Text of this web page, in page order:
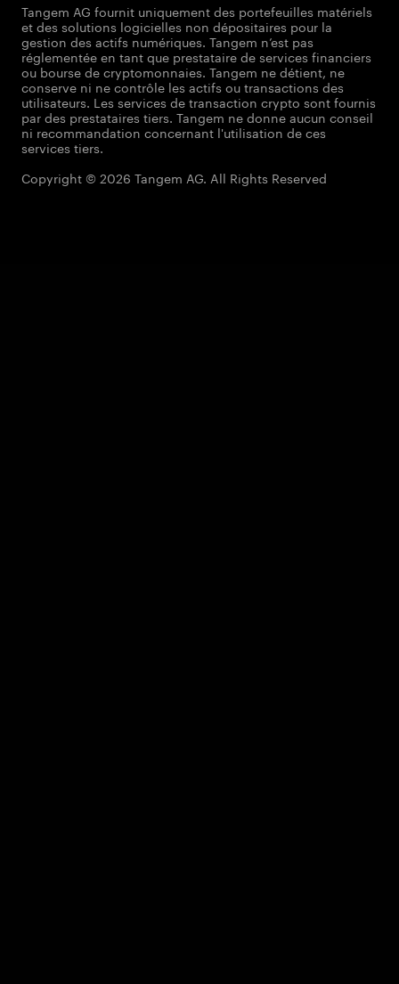
Tangem AG fournit uniquement des portefeuilles matériels
et des solutions logicielles non dépositaires pour la
gestion des actifs numériques. Tangem n’est pas
réglementée en tant que prestataire de services financiers
ou bourse de cryptomonnaies. Tangem ne détient, ne
conserve ni ne contrôle les actifs ou transactions des
utilisateurs. Les services de transaction crypto sont fournis
par des prestataires tiers. Tangem ne donne aucun conseil
ni recommandation concernant l'utilisation de ces
services tiers.